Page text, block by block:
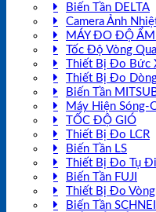
Biến Tần DELTA
Camera Ảnh
MÁY ĐO ĐỘ ẨM
Tốc Độ Vòng
Thiết Bị Đo Bức
Thiết Bị Đo
Biến Tần
Máy Hiện Sóng-
TỐC ĐỘ GIÓ
Thiết Bị Đo LCR
Biến Tần LS
Thiết Bị Đo Tụ
Biến Tần FUJI
Thiết Bị Đo
Biến Tần